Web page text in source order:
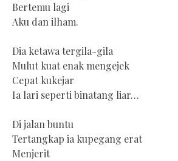
Bertemu lagi
Aku dan ilham.
Dia ketawa tergila-gila
Mulut kuat enak mengejek
Cepat kukejar
Ia lari seperti binatang liar…
Di jalan buntu
Tertangkap ia kupegang erat
Menjerit